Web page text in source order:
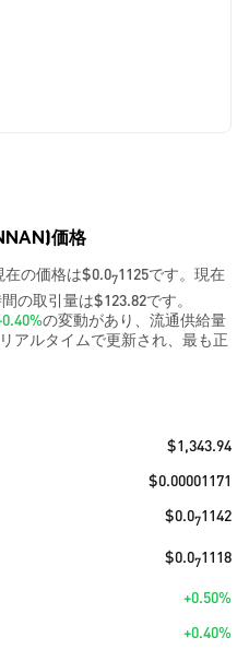
価格
の価格は$0.071125です。現在
の取引量は$123.82です。
の変動があり、流通供給量
アルタイムで更新され、最も正
$1,343.94
$0.00001171
$0.071142
$0.071118
+0.50%
+0.40%